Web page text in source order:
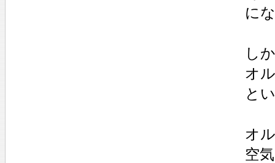
に
し
オ
と
オ
空